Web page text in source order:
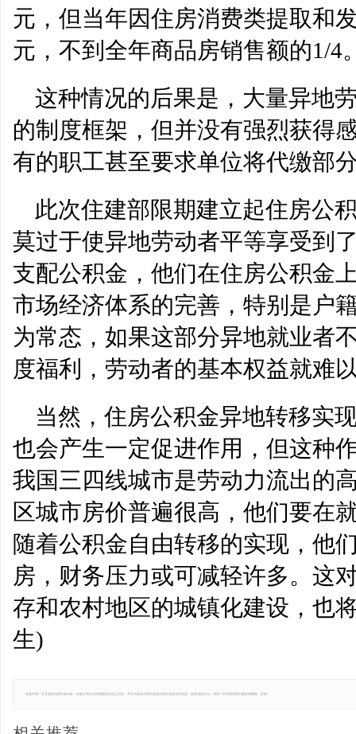
元，但当年因住房消费类提取和
元，不到全年商品房销售额的1/4
这种情况的后果是，大量异地
的制度框架，但并没有强烈获得
有的职工甚至要求单位将代缴部
此次住建部限期建立起住房公
莫过于使异地劳动者平等享受到
支配公积金，他们在住房公积金
市场经济体系的完善，特别是户
为常态，如果这部分异地就业者
度福利，劳动者的基本权益就难
当然，住房公积金异地转移实
也会产生一定促进作用，但这种
我国三四线城市是劳动力流出的
区城市房价普遍很高，他们要在
随着公积金自由转移的实现，他
房，财务压力或可减轻许多。这
存和农村地区的城镇化建设，也
生)
免责声明：本文版权归原作者所有，转载文章仅为传播更多信息之目的，并不代表本站赞同其观点和对其真实性负责。如有侵权行为，请第一时间联系我们修改或删除，多谢。